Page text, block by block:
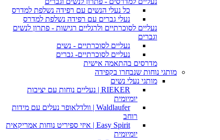
כל נעלי הנשים עם רפידה נשלפת למדרס
נעלי גברים עם רפידה נשלפת למדרס
נעליים לסוכרתיים ולרגליים רגישות - פתרון לנשים
וגברים
נעליים לסוכרתיים - נשים
נעליים לסוכרתיים- גברים
מדרסים בהתאמה אישית
מותגי נוחות שנבחרו בקפידה
מותגי נעלי נשים
RIEKER | נעליים נוחות עם יציבות
יומיומית
Waldlaufer | וולדלאופר נעלים עם מידות
רוחב
Easy Spirit | איזי ספיריט נוחות אמריקאית
יומיומית